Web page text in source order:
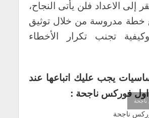
إلى الاعداد فلن يأتى النجاح،
مدروسة من خلال توثيق
تجنب تكرار الأخطاء
يجب عليك اتباعها عند
فوركس ناجحة :